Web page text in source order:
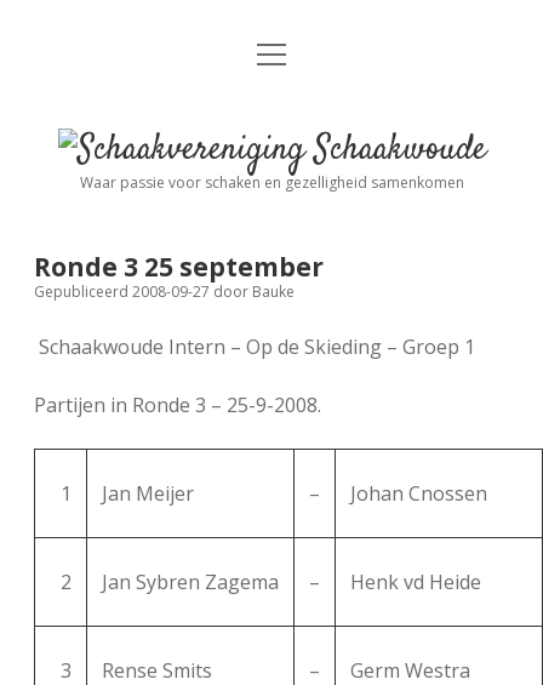
Nieuws
Algemene Informatie
open
dropdown
menu
Competitiereglement
Externe Competitie
KNSB: Schaakwoude I
FSB: Schaakwoude I
FSB: Schaakwoude II
Jeugdschaken
Agenda
Koppelingen
open
Schaakvereniging
Schaakwoude
Waar passie voor schaken en gezelligheid samenkomen
Ronde 3 25 september
Gepubliceerd 2008-09-27 door Bauke
Schaakwoude Intern – Op de Skieding – Groep 1
Partijen in Ronde 3 – 25-9-2008.
1 Jan Meijer – Johan Cnossen
2 Jan Sybren Zagema – Henk vd Heide
3 Rense Smits – Germ Westra